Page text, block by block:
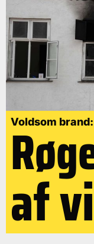
Voldsom brand:
af